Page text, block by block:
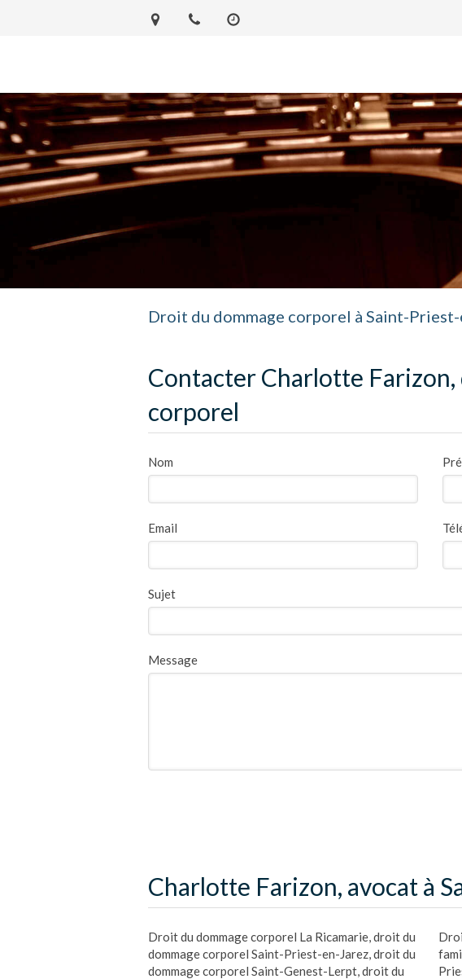
Droit du dommage corporel à Saint-
Contacter Charlotte
corporel
Nom
Email
Sujet
Message
Charlotte Farizon, avocat à
Droit du dommage corporel La Ricamarie,droit du
dommage corporel Saint-Priest-en-Jarez,droit du
dommage corporel Saint-Genest-Lerpt,droit du